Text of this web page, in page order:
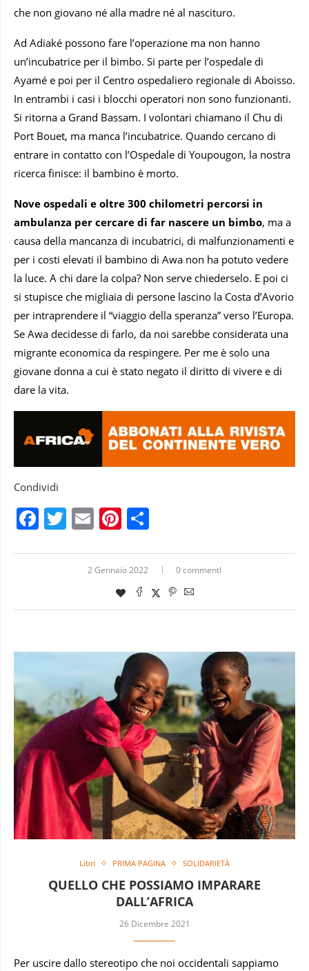
che non giovano né alla madre né al nascituro.
Ad Adiaké possono fare l’operazione ma non hanno
un’incubatrice per il bimbo. Si parte per l’ospedale di
Ayamé e poi per il Centro ospedaliero regionale di Aboisso.
In entrambi i casi i blocchi operatori non sono funzionanti.
Si ritorna a Grand Bassam. I volontari chiamano il Chu di
Port Bouet, ma manca l’incubatrice. Quando cercano di
entrare in contatto con l’Ospedale di Youpougon, la nostra
ricerca finisce: il bambino è morto.
Nove ospedali e oltre 300 chilometri percorsi in
ambulanza per cercare di far nascere un bimbo, ma a
causa della mancanza di incubatrici, di malfunzionamenti e
per i costi elevati il bambino di Awa non ha potuto vedere
la luce. A chi dare la colpa? Non serve chiederselo. E poi ci
si stupisce che migliaia di persone lascino la Costa d’Avorio
per intraprendere il “viaggio della speranza” verso l’Europa.
Se Awa decidesse di farlo, da noi sarebbe considerata una
migrante economica da respingere. Per me è solo una
giovane donna a cui è stato negato il diritto di vivere e di
dare la vita.
Condividi
Facebook
Twitter
EmailPinterest
2 Gennaio 2022 0 commentI
Libri PRIMA PAGINA SOLIDARIETÀ
QUELLO CHE POSSIAMO IMPARARE
DALL’AFRICA
26 Dicembre 2021
Per uscire dallo stereotipo che noi occidentali sappiamo